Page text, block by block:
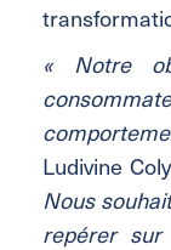
« Notre
Ludivine
Nous
repérer